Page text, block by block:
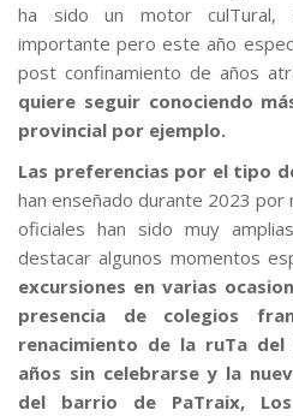
ha sido un motor culTural,
importante pero este año
post confinamiento de años
quiere seguir conociendo
provincial por ejemplo.
Las preferencias por el tipo
han enseñado durante 2023
oficiales han sido muy
destacar algunos momentos
excursiones en varias
presencia de colegios
renacimiento de la ruTa
años sin celebrarse y la
del barrio de PaTraix,